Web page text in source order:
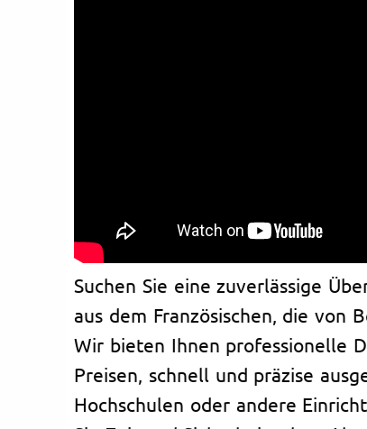
Suchen Sie eine zuverlässige
aus dem Französischen, die von
Wir bieten Ihnen professionelle
Preisen, schnell und präzise
Hochschulen oder andere